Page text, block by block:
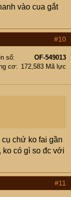
vào cua gắt
#10
số
OF-549013
cơ
172,583 Mã lực
chứ ko fai gần
ko có gì so đc với
#11